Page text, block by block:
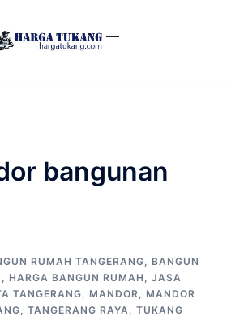
bangunan
RUMAH TANGERANG, BANGUN
, HARGA BANGUN RUMAH , JASA
TANGERANG, MANDOR, MANDOR
, TANGERANG RAYA, TUKANG